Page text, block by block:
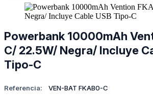
Powerbank 10000mAh
C/ 22.5W/ Negra/ Incluye
Tipo-C
Referencia: VEN-BAT FKAB0-C